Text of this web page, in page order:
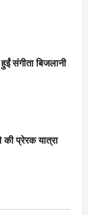
संगीता बिजलानी
की प्रेरक यात्रा